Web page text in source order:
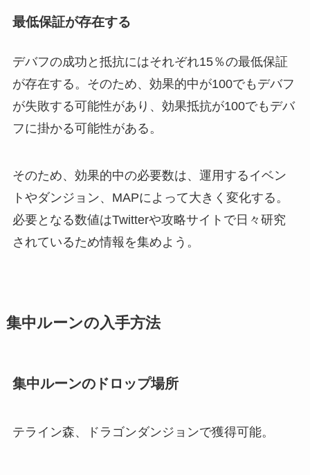
最低保証が存在する
デバフの成功と抵抗にはそれぞれ15％の最低保証
が存在する。そのため、効果的中が100でもデバフ
が失敗する可能性があり、効果抵抗が100でもデバ
フに掛かる可能性がある。
そのため、効果的中の必要数は、運用するイベン
トやダンジョン、MAPによって大きく変化する。
必要となる数値はTwitterや攻略サイトで日々研究
されているため情報を集めよう。
集中ルーンの入手方法
集中ルーンのドロップ場所
テライン森、ドラゴンダンジョンで獲得可能。